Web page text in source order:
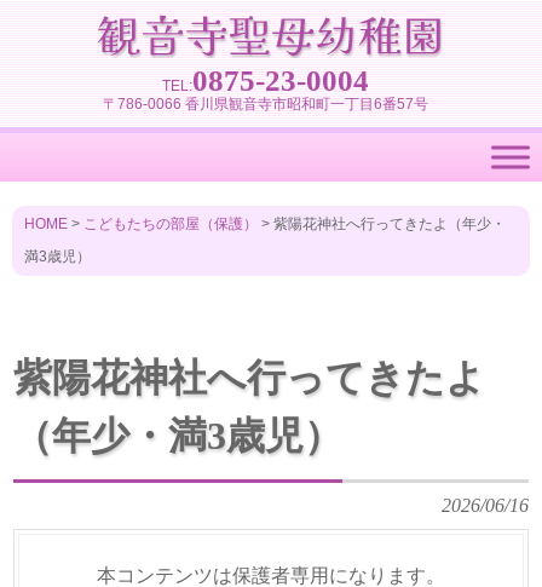
TEL:0875-23-0004
〒786-0066 香川県観音寺市昭和町一丁目6番57号
HOME > こどもたちの部屋（保護） > 紫陽花神社へ行ってきたよ（年少・
満3歳児）
紫陽花神社へ行ってきたよ
（年少・満3歳児）
2026/06/16
本コンテンツは保護者専用になります。